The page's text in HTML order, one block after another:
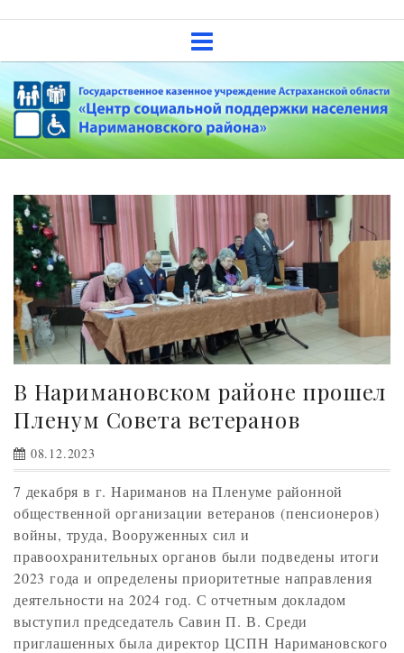
Государственное казенное
учреждение Астраханской
области «Центр социальной
поддержки населения
Наримановского района»
В Наримановском районе прошел
Пленум Совета ветеранов
08.12.2023
7 декабря в г. Нариманов на Пленуме районной
общественной организации ветеранов (пенсионеров)
войны, труда, Вооруженных сил и
правоохранительных органов были подведены итоги
2023 года и определены приоритетные направления
деятельности на 2024 год. С отчетным докладом
выступил председатель Савин П. В. Среди
приглашенных была директор ЦСПН Наримановского